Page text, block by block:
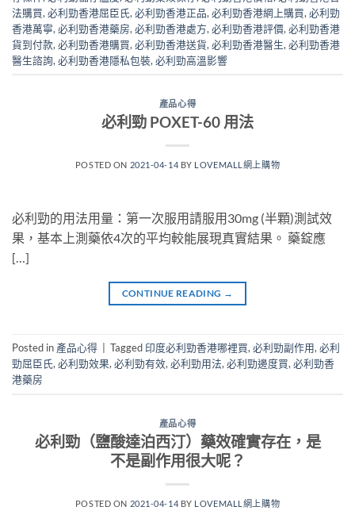
法購買, 必利勁香港屈臣氏, 必利勁香港正品, 必利勁香港網上購買, 必利勁
香港萬寧, 必利勁香港藥房, 必利勁香港處方, 必利勁香港評價, 必利勁香港
貨到付款, 必利勁香港購買, 必利勁香港送貨, 必利勁香港醫生, 必利勁香港
醫生諮詢, 必利勁香港隱私包裝, 必利勁高溫影響
產品心得
必利勁 POXET-60 用法
POSTED ON 2021-04-14 BY LOVEMALL網上購物
必利勁的用法用量：第一次服用請服用30mg (半顆)測試效
果，基本上測藥依4次的平均較能展現真實結果。 藥錠應
[…]
CONTINUE READING →
Posted in 產品心得 Tagged印度必利勁香港哪裡買,必利勁副作用,必利
勁屈臣氏,必利勁效果,必利勁有效,必利勁用法,必利勁邊度買,必利勁香
港藥房
產品心得
必利勁（鹽酸達泊西汀）藥效確實存在，是
不是副作用很大呢？
POSTED ON 2021-04-14 BY LOVEMALL網上購物